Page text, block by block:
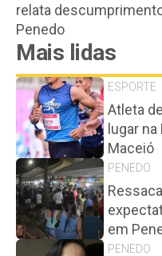
relata
Penedo
Mais lidas
ESPORTE
Atleta
lugar
Maceió
PENEDO
em
PENEDO